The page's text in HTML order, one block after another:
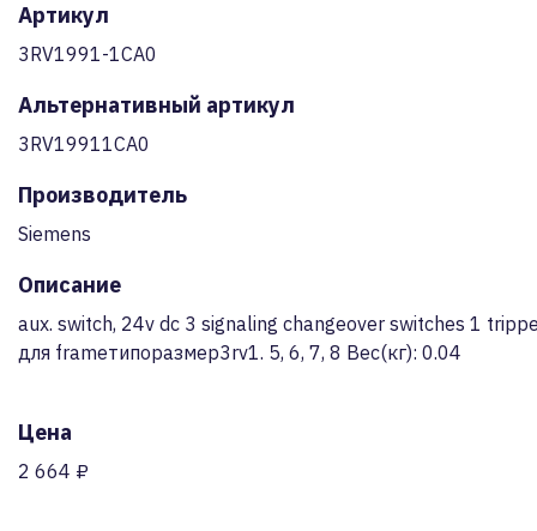
Артикул
3RV1991-1CA0
Альтернативный артикул
3RV19911CA0
Производитель
Siemens
Описание
aux. switch, 24v dc 3 signaling changeover switches 1
для frameтипоразмер3rv1. 5, 6, 7, 8 Вес(кг): 0.04
Цена
2 664 ₽